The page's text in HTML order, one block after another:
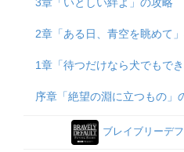
2章「ある日、青空を眺めて
1章「待つだけなら犬でもで
序章「絶望の淵に立つもの」
ブレイブリーデ